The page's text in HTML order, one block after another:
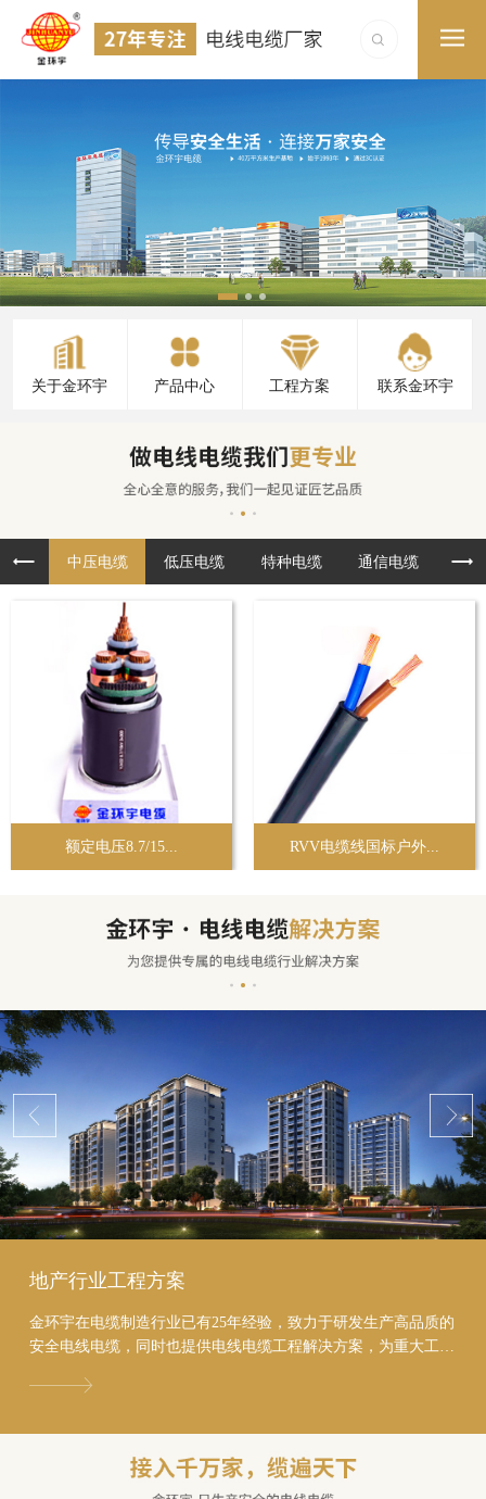
关于金环宇 产品中心 工程方案 联系金环宇
中压电缆 低压电缆 特种电缆 通信电缆 布
额定电压8.7/15... RVV电缆线国标户外...
地产行业工程方案
金环宇在电缆制造行业已有25年经验，致力于研发生产高品质的
安全电线电缆，同时也提供电线电缆工程解决方案，为重大工程